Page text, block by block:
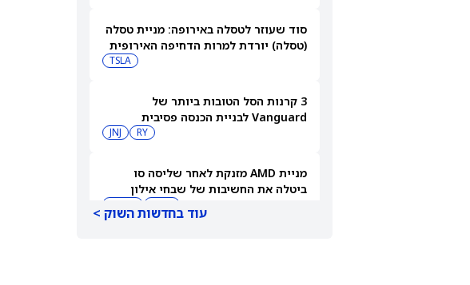
סוד שעוזר לטסלה באירופה: מניית טסלה
(טסלה) יורדת למרות הדחיפה האירופית
TSLA
3 קרנות הסל הטובות ביותר של
Vanguard לבניית הכנסה פסיבית
RY
JNJ
מניית AMD מזנקת לאחר שליסה סו
ביטלה את החשיבות של שבחי אילון
עוד בחדשות השוק >